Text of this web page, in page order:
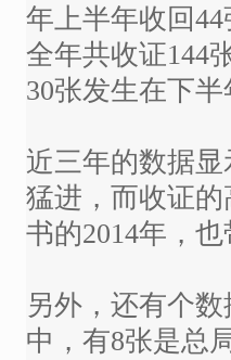
年上半年收回
全年共收证144
30张发生在下半
近三年的数据
猛进，而收证
书的2014年，
另外，还有个
中，有8张是总